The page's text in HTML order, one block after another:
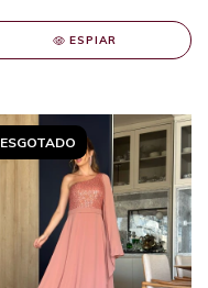
ESPIAR
ESGOTADO